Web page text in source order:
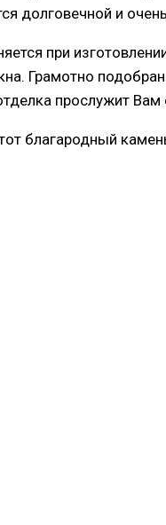
долговечной и
при
Грамотно
прослужит Вам
благародный